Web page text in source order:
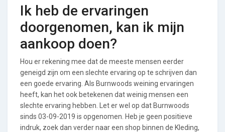
Ik heb de ervaringen
doorgenomen, kan ik mijn
aankoop doen?
Hou er rekening mee dat de meeste mensen eerder
geneigd zijn om een slechte ervaring op te schrijven dan
een goede ervaring. Als Burnwoods weining ervaringen
heeft, kan het ook betekenen dat weinig mensen een
slechte ervaring hebben. Let er wel op dat Burnwoods
sinds 03-09-2019 is opgenomen. Heb je geen positieve
indruk, zoek dan verder naar een shop binnen de Kleding,